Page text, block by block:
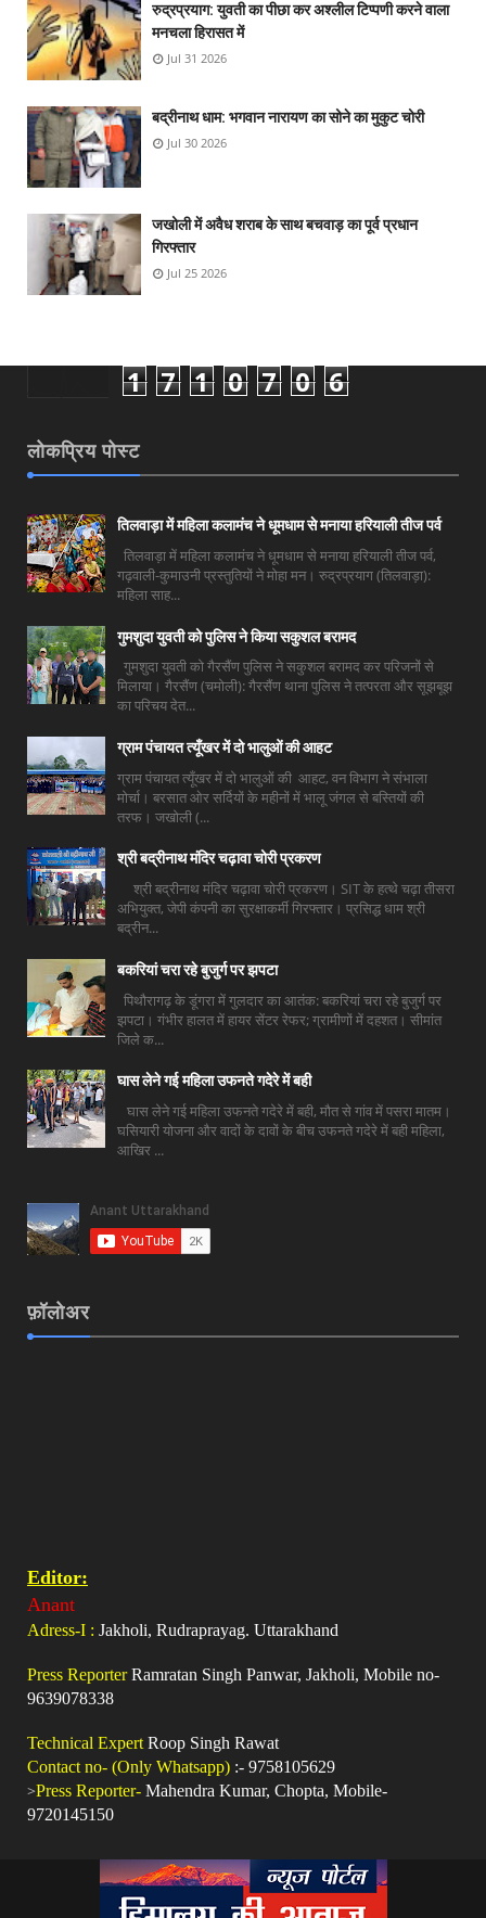
रुद्रप्रयाग: युवती का पीछा कर अश्लील टिप्पणी करने वाला
मनचला हिरासत में
Jul 31 2026
बद्रीनाथ धाम: भगवान नारायण का सोने का मुकुट चोरी
Jul 30 2026
जखोली में अवैध शराब के साथ बचवाड़ का पूर्व प्रधान
गिरफ्तार
Jul 25 2026
1 7 1 0 7 0 6
लोकप्रिय पोस्ट
तिलवाड़ा में महिला कलामंच ने धूमधाम से मनाया हरियाली तीज पर्व
तिलवाड़ा में महिला कलामंच ने धूमधाम से मनाया हरियाली तीज पर्व,
गढ़वाली-कुमाउनी प्रस्तुतियों ने मोहा मन। रुद्रप्रयाग (तिलवाड़ा):
महिला साह...
गुमशुदा युवती को पुलिस ने किया सकुशल बरामद
गुमशुदा युवती को गैरसैंण पुलिस ने सकुशल बरामद कर परिजनों से
मिलाया। गैरसैंण (चमोली): गैरसैंण थाना पुलिस ने तत्परता और सूझबूझ
का परिचय देत...
ग्राम पंचायत त्यूँखर में दो भालुओं की आहट
ग्राम पंचायत त्यूँखर में दो भालुओं की आहट, वन विभाग ने संभाला
मोर्चा। बरसात ओर सर्दियों के महीनों में भालू जंगल से बस्तियों की
तरफ। जखोली (...
श्री बद्रीनाथ मंदिर चढ़ावा चोरी प्रकरण
श्री बद्रीनाथ मंदिर चढ़ावा चोरी प्रकरण। SIT के हत्थे चढ़ा तीसरा
अभियुक्त, जेपी कंपनी का सुरक्षाकर्मी गिरफ्तार। प्रसिद्ध धाम श्री
बद्रीन...
बकरियां चरा रहे बुजुर्ग पर झपटा
पिथौरागढ़ के डूंगरा में गुलदार का आतंक: बकरियां चरा रहे बुजुर्ग पर
झपटा। गंभीर हालत में हायर सेंटर रेफर; ग्रामीणों में दहशत। सीमांत
जिले क...
घास लेने गई महिला उफनते गदेरे में बही
घास लेने गई महिला उफनते गदेरे में बही, मौत से गांव में पसरा मातम।
घसियारी योजना और वादों के दावों के बीच उफनते गदेरे में बही महिला,
आखिर ...
फ़ॉलोअर
Editor:
Anant
Adress-I : Jakholi, Rudraprayag. Uttarakhand
Press ReporterRamratan Singh Panwar, Jakholi, Mobile no-
9639078338
Technical Expert Roop Singh Rawat
Contact no- (Only Whatsapp) :- 9758105629
>Press Reporter- Mahendra Kumar, Chopta, Mobile-
9720145150